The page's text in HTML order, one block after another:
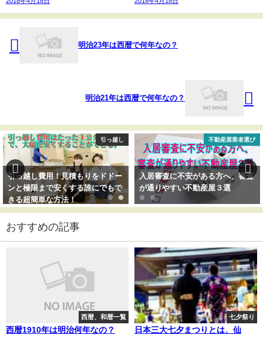
明治23年は西暦で何年なの？
明治21年は西暦で何年なの？
引っ越し
引っ越し費用！見積もりをドドー
ンと極限まで安くする誰にでもで
きる超簡単な方法！
不動産屋業者選び
入居審査に不安がある方へ、審査
が通りやすい不動産屋３選
おすすめの記事
西暦、和暦一覧
西暦1910年は明治何年なの？
七夕祭り
日本三大七夕まつりとは、仙